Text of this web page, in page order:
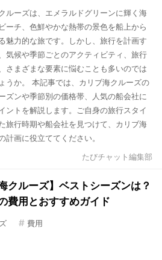
ルーズは、エメラルドグリーンに輝く海
ーチ、色鮮やかな熱帯の景色を船上から
魅力的な旅です。しかし、旅行を計画す
気候や季節ごとのアクティビティ、旅行
さまざまな要素に悩むことも多いのでは
うか。 本記事では、カリブ海クルーズの
ズンや季節別の価格帯、人気の船会社に
ントを解説します。ご自身の旅行スタイ
旅行時期や船会社を見つけて、カリブ海
計画に役立ててください。
たびチャット編集部
クルーズ】ベストシーズンは？
費用とおすすめガイド
# 費用